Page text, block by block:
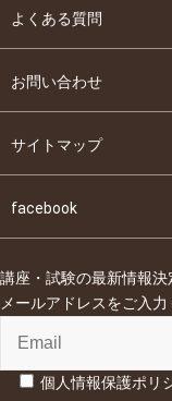
よくある質問
お問い合わせ
サイトマップ
facebook
講座・試験の最新情報
メールアドレスをご入
個人情報保護ポリ